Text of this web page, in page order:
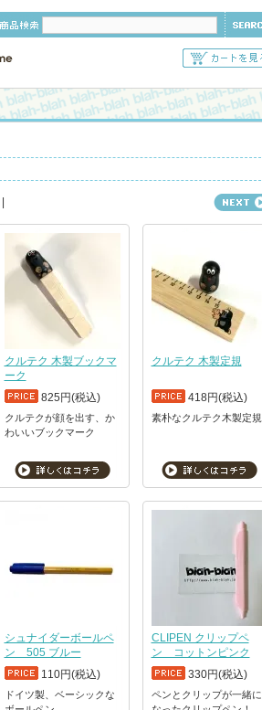
クルテク 木製ブックマ
ーク
825円(税込)
クルテクが顔を出す、か
わいいブックマーク
クルテク 木製定規
418円(税込)
素朴なクルテク木製定規
シュナイダーボールペ
ン 505 ブルー
110円(税込)
ドイツ製、ベーシックな
CLIPEN クリップペ
ン コットンピンク
330円(税込)
ペンとクリップが一緒に